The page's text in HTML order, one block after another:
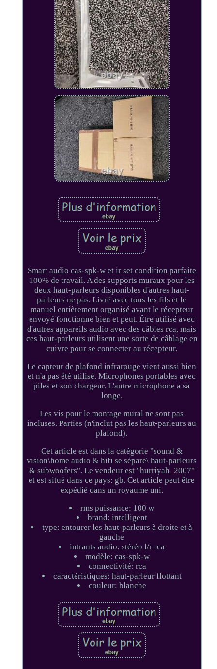
Smart audio cas-spk-w et ir set condition parfaite
100% de travail. A des supports muraux pour les
deux haut-parleurs disponibles d'autres haut-
parleurs ne pas. Livré avec tous les fils et le
manuel entièrement organisé avant le récepteur
envoyé fonctionne bien et peut. Être utilisé avec
d'autres appareils audio avec des câbles rca, mais
ces haut-parleurs utilisent une sorte de câblage en
cuivre pour se connecter au récepteur.
Le capteur de plafond infrarouge vient aussi bien
et n'a pas été utilisé. Microphones portables avec
piles et son chargeur. L'autre microphone a sa
longe.
Les vis pour le montage mural ne sont pas
incluses. Parties (n'inclut pas les haut-parleurs au
plafond).
Cet article est dans la catégorie "sound &
vision\home audio & hifi se sépare\ haut-parleurs
& subwoofers". Le vendeur est "hurriyah_2007"
et est situé dans ce pays: gb. Cet article peut être
expédié dans un royaume uni.
rms puissance: 100 w
brand: intelligent
type: entourer les haut-parleurs à droite et à
gauche
intrants audio: stéréo l/r rca
modèle: cas-spk-w
connectivité: rca
caractéristiques: haut-parleur flottant
couleur: blanche